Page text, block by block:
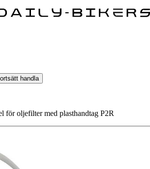
handla
för oljefilter med plasthandtag P2R